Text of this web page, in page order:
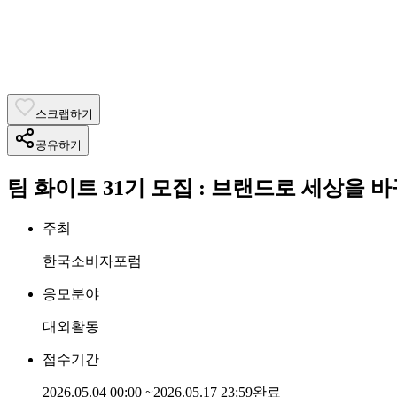
스크랩하기
공유하기
팀 화이트 31기 모집 : 브랜드로 세상을
주최
한국소비자포럼
응모분야
대외활동
접수기간
2026.05.04 00:00 ~2026.05.17 23:59완료